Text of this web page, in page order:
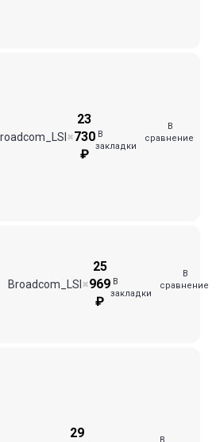
✖
23
730
₽
В
закладки
В
сравнение
Broadcom_LSI✖
25
969
₽
В
закладки
В
сравнение
29 В